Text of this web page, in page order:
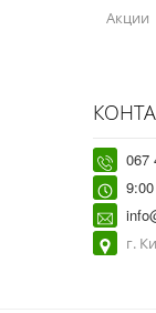
Акции
067
г.